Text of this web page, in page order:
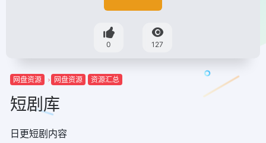
0 127
网盘资源 网盘资源 资源汇总
短剧库
日更短剧内容